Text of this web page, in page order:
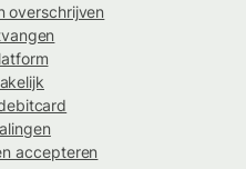
overschrijven
accepteren